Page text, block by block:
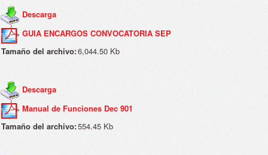
Descarga
GUIA ENCARGOS CONVOCATORIA SEP
Tamaño del archivo:6,044.50 Kb
Descarga
Manual de Funciones Dec 901
Tamaño del archivo:554.45 Kb